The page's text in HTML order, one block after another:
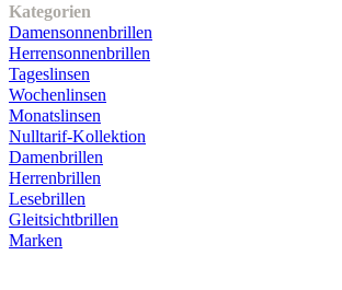
Kategorien
Damensonnenbrillen
Herrensonnenbrillen
Tageslinsen
Wochenlinsen
Monatslinsen
Nulltarif-Kollektion
Damenbrillen
Herrenbrillen
Lesebrillen
Gleitsichtbrillen
Marken